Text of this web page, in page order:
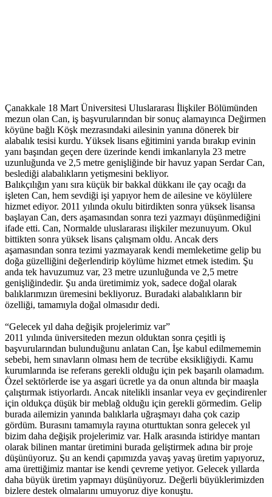
Çanakkale 18 Mart Üniversitesi Uluslararası İlişkiler Bölümünden
mezun olan Can, iş başvurularından bir sonuç alamayınca Değirmen
köyüne bağlı Köşk mezrasındaki ailesinin yanına dönerek bir
alabalık tesisi kurdu. Yüksek lisans eğitimini yarıda bırakıp evinin
yanı başından geçen dere üzerinde kendi imkanlarıyla 23 metre
uzunluğunda ve 2,5 metre genişliğinde bir havuz yapan Serdar Can,
beslediği alabalıkların yetişmesini bekliyor.
Balıkçılığın yanı sıra küçük bir bakkal dükkanı ile çay ocağı da
işleten Can, hem sevdiği işi yapıyor hem de ailesine ve köylülere
hizmet ediyor. 2011 yılında okulu bitirdikten sonra yüksek lisansa
başlayan Can, ders aşamasından sonra tezi yazmayı düşünmediğini
ifade etti. Can, Normalde uluslararası ilişkiler mezunuyum. Okul
bittikten sonra yüksek lisans çalışmam oldu. Ancak ders
aşamasından sonra tezimi yazmayarak kendi memleketime gelip bu
doğa güzelliğini değerlendirip köylüme hizmet etmek istedim. Şu
anda tek havuzumuz var, 23 metre uzunluğunda ve 2,5 metre
genişliğindedir. Şu anda üretimimiz yok, sadece doğal olarak
balıklarımızın üremesini bekliyoruz. Buradaki alabalıkların bir
özelliği, tamamıyla doğal olmasıdır dedi.
“Gelecek yıl daha değişik projelerimiz var”
2011 yılında üniversiteden mezun olduktan sonra çeşitli iş
başvurularından bulunduğunu anlatan Can, İşe kabul edilmememin
sebebi, hem sınavların olması hem de tecrübe eksikliğiydi. Kamu
kurumlarında ise referans gerekli olduğu için pek başarılı olamadım.
Özel sektörlerde ise ya asgari ücretle ya da onun altında bir maaşla
çalıştırmak istiyorlardı. Ancak nitelikli insanlar veya ev geçindirenler
için oldukça düşük bir meblağ olduğu için gerekli görmedim. Gelip
burada ailemizin yanında balıklarla uğraşmayı daha çok cazip
gördüm. Burasını tamamıyla rayına oturttuktan sonra gelecek yıl
bizim daha değişik projelerimiz var. Halk arasında istiridye mantarı
olarak bilinen mantar üretimini burada geliştirmek adına bir proje
düşünüyoruz. Şu an kendi çapımızda yavaş yavaş üretim yapıyoruz,
ama ürettiğimiz mantar ise kendi çevreme yetiyor. Gelecek yıllarda
daha büyük üretim yapmayı düşünüyoruz. Değerli büyüklerimizden
bizlere destek olmalarını umuyoruz diye konuştu.